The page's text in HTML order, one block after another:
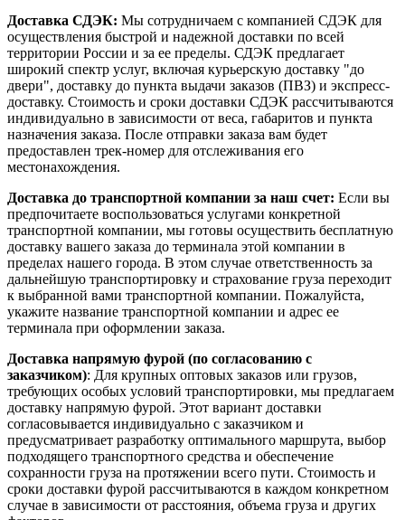
Доставка СДЭК: Мы сотрудничаем с компанией СДЭК для
осуществления быстрой и надежной доставки по всей
территории России и за ее пределы. СДЭК предлагает
широкий спектр услуг, включая курьерскую доставку "до
двери", доставку до пункта выдачи заказов (ПВЗ) и экспресс-
доставку. Стоимость и сроки доставки СДЭК рассчитываются
индивидуально в зависимости от веса, габаритов и пункта
назначения заказа. После отправки заказа вам будет
предоставлен трек-номер для отслеживания его
местонахождения.
Доставка до транспортной компании за наш счет: Если вы
предпочитаете воспользоваться услугами конкретной
транспортной компании, мы готовы осуществить бесплатную
доставку вашего заказа до терминала этой компании в
пределах нашего города. В этом случае ответственность за
дальнейшую транспортировку и страхование груза переходит
к выбранной вами транспортной компании. Пожалуйста,
укажите название транспортной компании и адрес ее
терминала при оформлении заказа.
Доставка напрямую фурой (по согласованию с
заказчиком): Для крупных оптовых заказов или грузов,
требующих особых условий транспортировки, мы предлагаем
доставку напрямую фурой. Этот вариант доставки
согласовывается индивидуально с заказчиком и
предусматривает разработку оптимального маршрута, выбор
подходящего транспортного средства и обеспечение
сохранности груза на протяжении всего пути. Стоимость и
сроки доставки фурой рассчитываются в каждом конкретном
случае в зависимости от расстояния, объема груза и других